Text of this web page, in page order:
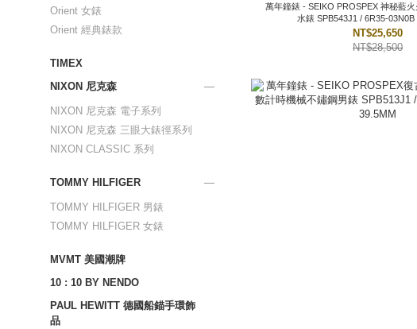
Orient 女錶
Orient 經典錶款
TIMEX
NIXON 尼克森
NIXON 尼克森 電子系列
NIXON 尼克森 三眼大錶徑系列
NIXON CLASSIC 系列
TOMMY HILFIGER
TOMMY HILFIGER 男錶
TOMMY HILFIGER 女錶
MVMT 美國潮牌
10 : 10 BY NENDO
PAUL HEWITT 德國船錨手環飾
品
萬年鐘錶 - SEIKO PROSPEX 神秘藍
水錶 SPB543J1 / 6R35-03N0B
NT$25,650
NT$28,500